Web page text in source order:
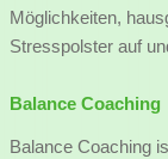
Möglichkeiten,
Stresspolster auf
Balance Coaching
Balance Coaching